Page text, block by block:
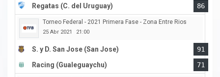
Regatas (C. del Uruguay)
86
Torneo Federal - 2021 Primera Fase - Zona Entre Rios
25 Abr 2021 21:00
S. y D. San Jose (San Jose)
91
Racing (Gualeguaychu)
71